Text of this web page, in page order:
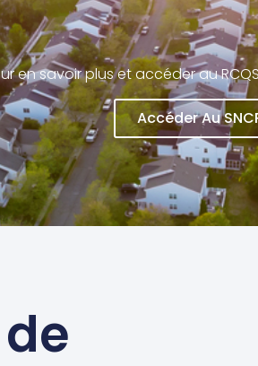
en savoir plus et accéder au
Accéder Au